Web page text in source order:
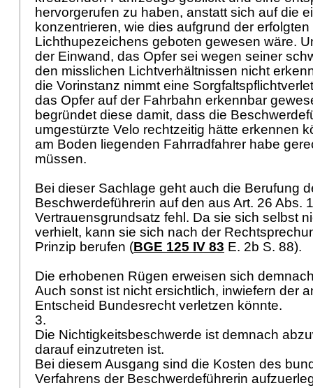
hervorgerufen zu haben, anstatt sich auf die
konzentrieren, wie dies aufgrund der
Lichthupezeichens geboten gewesen wäre.
der Einwand, das Opfer sei wegen seiner
den misslichen Lichtverhältnissen nicht
die Vorinstanz nimmt eine
das Opfer auf der Fahrbahn erkennbar
begründet diese damit, dass die
umgestürzte Velo rechtzeitig hätte erkennen
am Boden liegenden Fahrradfahrer habe
müssen.
Bei dieser Sachlage geht auch die Berufung
Beschwerdeführerin auf den aus Art. 26 Abs.
Vertrauensgrundsatz fehl. Da sie sich selbst
verhielt, kann sie sich nach der
Prinzip berufen (BGE 125 IV 83 E. 2b S. 88).
Die erhobenen Rügen erweisen sich
Auch sonst ist nicht ersichtlich, inwiefern der
Entscheid Bundesrecht verletzen könnte.
3.
Die Nichtigkeitsbeschwerde ist demnach
darauf einzutreten ist.
Bei diesem Ausgang sind die Kosten des
Verfahrens der Beschwerdeführerin